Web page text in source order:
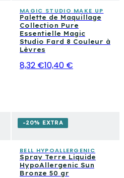
MAGIC STUDIO MAKE UP
Palette de Maquillage
Collection Pure
Essentielle Magic
Studio Fard 8 Couleur à
Lèvres
8,32 €10,40 €
-20% EXTRA
BELL HYPOALLERGENIC
Spray Terre Liquide
HypoAllergenic Sun
Bronze 50 gr